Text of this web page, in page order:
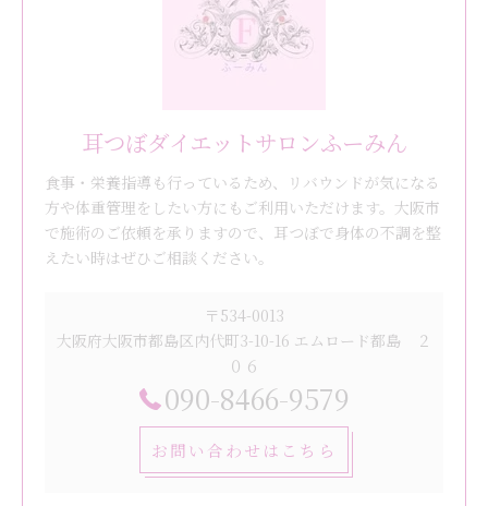
耳つぼダイエットサロンふーみん
食事・栄養指導も行っているため、リバウンドが気になる
方や体重管理をしたい方にもご利用いただけます。大阪市
で施術のご依頼を承りますので、耳つぼで身体の不調を整
えたい時はぜひご相談ください。
〒534-0013
大阪府大阪市都島区内代町3-10-16 エムロード都島 ２
０６
090-8466-9579
お問い合わせはこちら